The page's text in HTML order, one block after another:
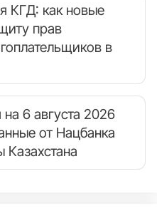
КГД: как новые
прав
в
6 августа 2026
от Нацбанка